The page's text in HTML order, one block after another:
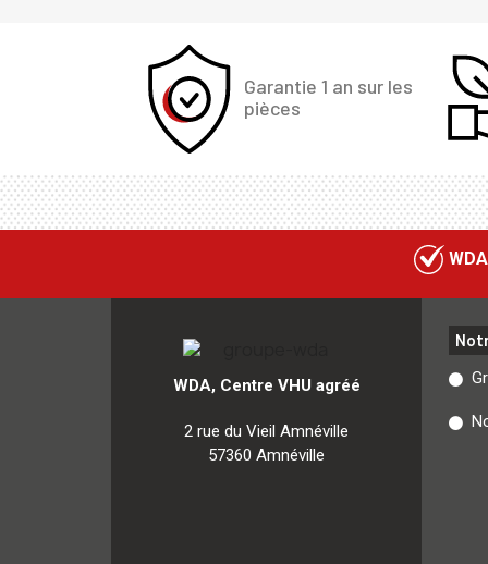
Garantie 1 an sur les
pièces
WDA
WDA, Centre VHU agréé
2 rue du Vieil Amnéville
57360 Amnéville